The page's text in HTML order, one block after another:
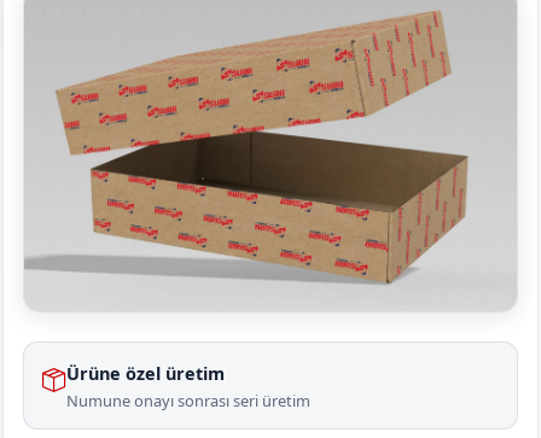
Ürüne özel üretim
Numune onayı sonrası seri üretim